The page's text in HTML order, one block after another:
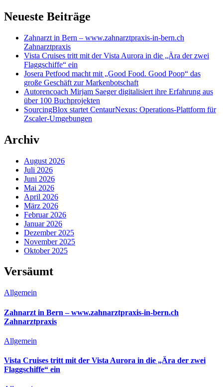
Neueste Beiträge
Zahnarzt in Bern – www.zahnarztpraxis-in-bern.ch
Zahnarztpraxis
Vista Cruises tritt mit der Vista Aurora in die „Ära der zwei
Flaggschiffe“ ein
Josera Petfood macht mit „Good Food. Good Poop“ das
große Geschäft zur Markenbotschaft
Autorencoach Mirjam Saeger digitalisiert ihre Erfahrung aus
über 100 Buchprojekten
SourcingBlox startet CentaurNexus: Operations-Plattform für
Zscaler-Umgebungen
Archiv
August 2026
Juli 2026
Juni 2026
Mai 2026
April 2026
März 2026
Februar 2026
Januar 2026
Dezember 2025
November 2025
Oktober 2025
Versäumt
Allgemein
Zahnarzt in Bern – www.zahnarztpraxis-in-bern.ch
Zahnarztpraxis
Allgemein
Vista Cruises tritt mit der Vista Aurora in die „Ära der zwei
Flaggschiffe“ ein